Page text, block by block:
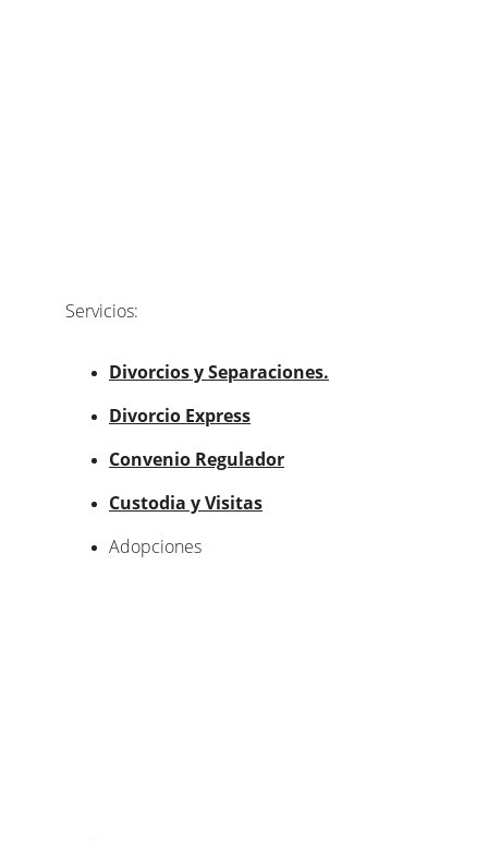
Servicios:
Divorcios y Separaciones.
Divorcio Express
Convenio Regulador
Custodia y Visitas
Adopciones